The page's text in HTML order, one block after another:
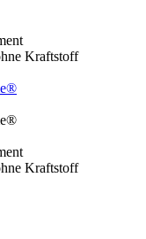
Kraftstoff
Kraftstoff